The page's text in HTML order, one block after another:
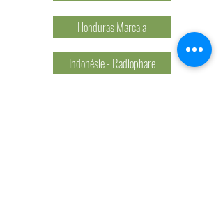
Honduras Marcala
Indonésie - Radiophare